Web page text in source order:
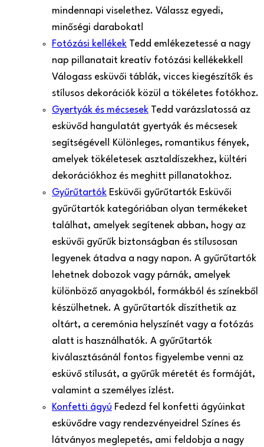
mindennapi viselethez. Válassz egyedi,
minőségi darabokat!
Fotózási kellékek Tedd emlékezetessé a nagy
nap pillanatait kreatív fotózási kellékekkel!
Válogass esküvői táblák, vicces kiegészítők és
stílusos dekorációk közül a tökéletes fotókhoz.
Gyertyák és mécsesek Tedd varázslatossá az
esküvőd hangulatát gyertyák és mécsesek
segítségével! Különleges, romantikus fények,
amelyek tökéletesek asztaldíszekhez, kültéri
dekorációkhoz és meghitt pillanatokhoz.
Gyűrűtartók Esküvői gyűrűtartók Esküvői
gyűrűtartók kategóriában olyan termékeket
találhat, amelyek segítenek abban, hogy az
esküvői gyűrűk biztonságban és stílusosan
legyenek átadva a nagy napon. A gyűrűtartók
lehetnek dobozok vagy párnák, amelyek
különböző anyagokból, formákból és színekből
készülhetnek. A gyűrűtartók díszíthetik az
oltárt, a ceremónia helyszínét vagy a fotózás
alatt is használhatók. A gyűrűtartók
kiválasztásánál fontos figyelembe venni az
esküvő stílusát, a gyűrűk méretét és formáját,
valamint a személyes ízlést.
Konfetti ágyú Fedezd fel konfetti ágyúinkat
esküvődre vagy rendezvényeidre! Színes és
látványos meglepetés, ami feldobja a nagy